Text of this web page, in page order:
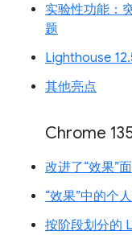
实验性功能：
题
Lighthouse
其他亮点
Chrome
改进了“效果”
“效果”中的个
按阶段划分的